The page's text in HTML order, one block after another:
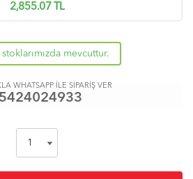
2,855.07 TL
mevcuttur.
WHATSAPP İLE SİPARİŞ VER